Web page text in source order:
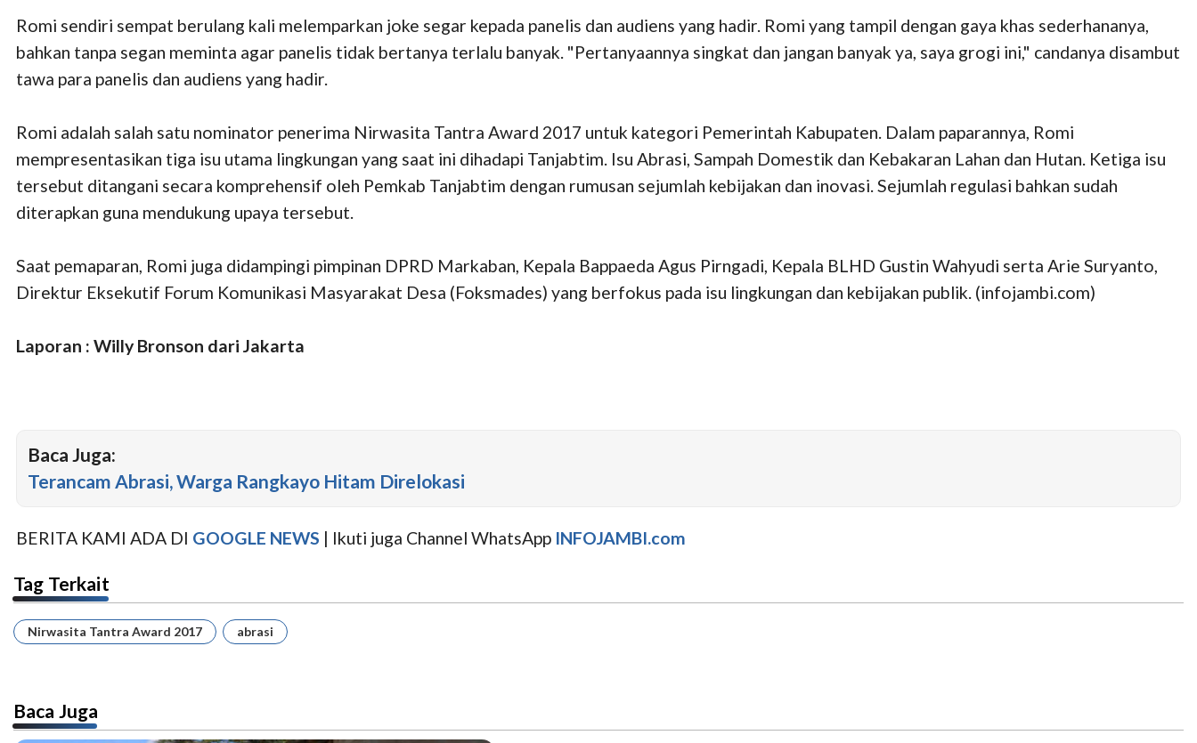
Romi sendiri sempat berulang kali melemparkan joke segar kepada panelis dan audiens yang hadir. Romi yang tampil dengan gaya khas sederhananya,
bahkan tanpa segan meminta agar panelis tidak bertanya terlalu banyak. "Pertanyaannya singkat dan jangan banyak ya, saya grogi ini," candanya disambut
tawa para panelis dan audiens yang hadir.
Romi adalah salah satu nominator penerima Nirwasita Tantra Award 2017 untuk kategori Pemerintah Kabupaten. Dalam paparannya, Romi
mempresentasikan tiga isu utama lingkungan yang saat ini dihadapi Tanjabtim. Isu Abrasi, Sampah Domestik dan Kebakaran Lahan dan Hutan. Ketiga isu
tersebut ditangani secara komprehensif oleh Pemkab Tanjabtim dengan rumusan sejumlah kebijakan dan inovasi. Sejumlah regulasi bahkan sudah
diterapkan guna mendukung upaya tersebut.
Saat pemaparan, Romi juga didampingi pimpinan DPRD Markaban, Kepala Bappaeda Agus Pirngadi, Kepala BLHD Gustin Wahyudi serta Arie Suryanto,
Direktur Eksekutif Forum Komunikasi Masyarakat Desa (Foksmades) yang berfokus pada isu lingkungan dan kebijakan publik. (infojambi.com)
Laporan : Willy Bronson dari Jakarta
Baca Juga:
Terancam Abrasi, Warga Rangkayo Hitam Direlokasi
BERITA KAMI ADA DI GOOGLE NEWS | Ikuti juga Channel WhatsApp INFOJAMBI.com
Tag Terkait
Nirwasita Tantra Award 2017 abrasi
Baca Juga